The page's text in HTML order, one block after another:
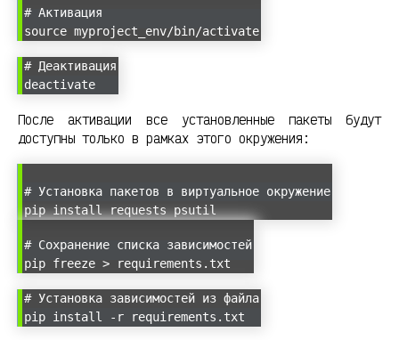
# Активация
source myproject_env/bin/activate
# Деактивация
deactivate
После активации все установленные пакеты будут
доступны только в рамках этого окружения:
# Установка пакетов в виртуальное окружение
pip install requests psutil
# Сохранение списка зависимостей
pip freeze > requirements.txt
# Установка зависимостей из файла
pip install -r requirements.txt